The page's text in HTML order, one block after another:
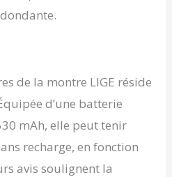
Appels, Contacts et
simplicité. Passez et
enregistrez plusieurs
contacts, consultez
synchronisez les
messages de votre
de la montre LIGE réside
d’une batterie
mAh, elle peut tenir
recharge, en fonction
avis soulignent la